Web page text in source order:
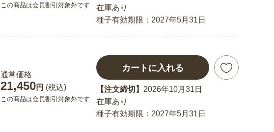
この商品は会員割引対象外です
在庫あり
種子有効期限：2027年5月31日
通常価格
21,450円 (税込)
この商品は会員割引対象外です
カートに入れる
【注文締切】 2026年10月31日
在庫あり
種子有効期限：2027年5月31日